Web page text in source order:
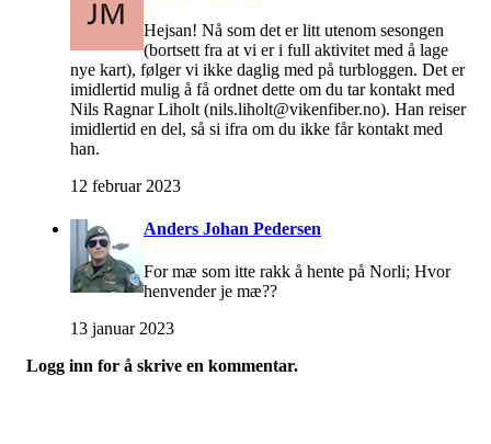
Hejsan! Nå som det er litt utenom sesongen
(bortsett fra at vi er i full aktivitet med å lage
nye kart), følger vi ikke daglig med på turbloggen. Det er
imidlertid mulig å få ordnet dette om du tar kontakt med
Nils Ragnar Liholt (nils.liholt@vikenfiber.no). Han reiser
imidlertid en del, så si ifra om du ikke får kontakt med
han.
12 februar 2023
Anders Johan Pedersen
For mæ som itte rakk å hente på Norli; Hvor
henvender je mæ??
13 januar 2023
Logg inn for å skrive en kommentar.